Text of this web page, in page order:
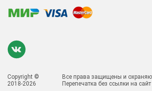
Copyright ©
2018-2026
Все права защищены и
Перепечатка без ссылки на